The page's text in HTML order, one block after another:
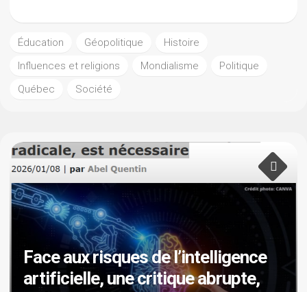
Éducation Géopolitique
Histoire
Influences et religions
Mondialisme
Politique
Québec
Société
Face aux risques de l’intelligence
artificielle, une critique abrupte,